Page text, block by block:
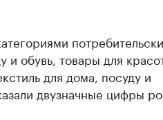
обувь, товары для
для дома, посуду и
двузначные цифры